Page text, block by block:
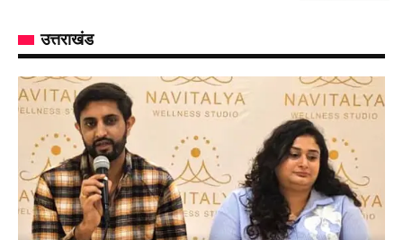
उत्तराखंड